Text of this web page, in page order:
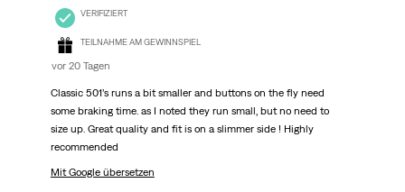
VERIFIZIERT
TEILNAHME AM GEWINNSPIEL
vor 20 Tagen
Classic 501’s runs a bit smaller and buttons on the fly need
some braking time. as I noted they run small, but no need to
size up. Great quality and fit is on a slimmer side ! Highly
recommended
Mit Google übersetzen